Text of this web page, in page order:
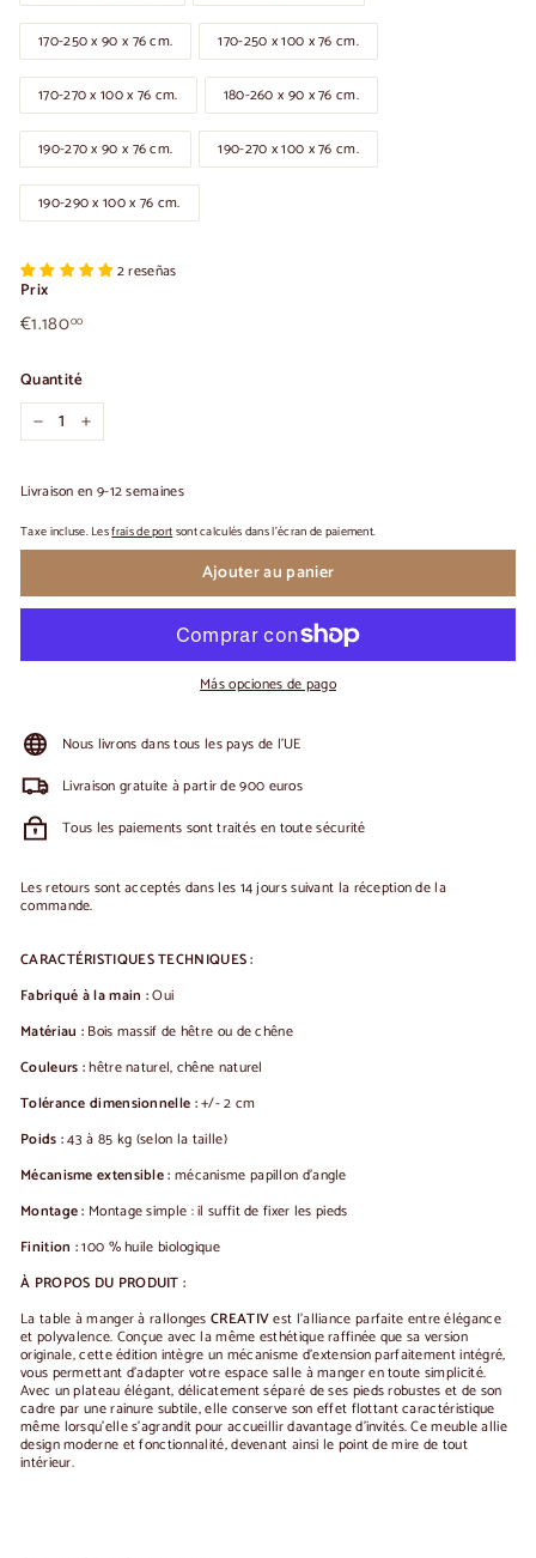
170-250 x 90 x 76 cm. 170-250 x 100 x 76 cm.
170-270 x 100 x 76 cm. 180-260 x 90 x 76 cm.
190-270 x 90 x 76 cm. 190-270 x 100 x 76 cm.
190-290 x 100 x 76 cm.
2 reseñas
Prix
Prix
habituel
€1.18000€1.180,00
Quantité
+
Livraison en 9-12 semaines
Taxe incluse. Lesfrais de portsont calculés dans l'écran de paiement.
Ajouter au panier
Más opciones de pago
Nous livrons dans tous les pays de l'UE
Livraison gratuite à partir de 900 euros
Tous les paiements sont traités en toute sécurité
Les retours sont acceptés dans les 14 jours suivant la réception de la
commande.
CARACTÉRISTIQUES TECHNIQUES :
Fabriqué à la main :Oui
Matériau : Bois massif de hêtre ou de chêne
Couleurs :hêtre naturel, chêne naturel
Tolérance dimensionnelle :+/- 2 cm
Poids :43 à 85 kg (selon la taille)
Mécanisme extensible : mécanisme papillon d'angle
Montage : Montage simple : il suffit de fixer les pieds
Finition :100 % huile biologique
À PROPOS DU PRODUIT :
La table à manger à rallonges CREATIVest l'alliance parfaite entre élégance
et polyvalence. Conçue avec la même esthétique raffinée que sa version
originale, cette édition intègre un mécanisme d'extension parfaitement intégré,
vous permettant d'adapter votre espace salle à manger en toute simplicité.
Avec un plateau élégant, délicatement séparé de ses pieds robustes et de son
cadre par une rainure subtile, elle conserve son effet flottant caractéristique
même lorsqu'elle s'agrandit pour accueillir davantage d'invités. Ce meuble allie
design moderne et fonctionnalité, devenant ainsi le point de mire de tout
intérieur.